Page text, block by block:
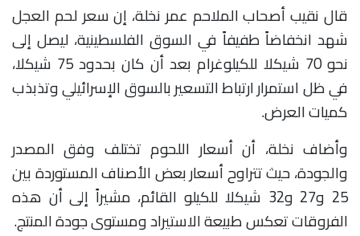
قال نقيب أصحاب الملاحم عمر نخلة، إن سعر لحم العجل
شهد انخفاضاً طفيفاً في السوق الفلسطينية، ليصل إلى
نحو 70 شيكلا للكيلوغرام بعد أن كان بحدود 75 شيكلا،
في ظل استمرار ارتباط التسعير بالسوق الإسرائيلي وتذبذب
كميات العرض.
وأضاف نخلة، أن أسعار اللحوم تختلف وفق المصدر
والجودة، حيث تتراوح أسعار بعض الأصناف المستوردة بين
25 و27 و32 شيكلا للكيلو القائم، مشيراً إلى أن هذه
الفروقات تعكس طبيعة الاستيراد ومستوى جودة المنتج.